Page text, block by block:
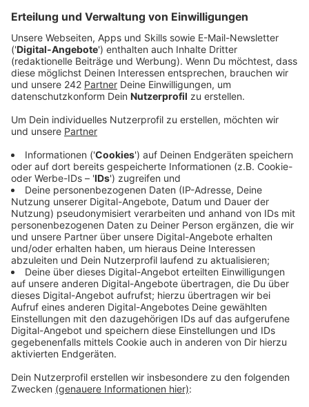
haben.
Veröffentlicht:Mittwoch, 18.01.2023 11:40
Anzeige
Vor allem zwischen Weihnachten und Neujahr ist genau
das besonders häufig passiert - allein bei den
Maltesern in NRW rund 2.500 Mal passiert. Das heißt:
Mehr als die Hälfte Notrufe waren aus Einsamkeit.
Wollt ihr helfen? Seid Ihr selbst oder jemand in Eurer
Familie betroffen? Oder kennt Ihr jemanden, dem es
so geht? Wir haben für Euch Anlaufstellen in Köln
gesammelt, wo es Hilfe für einsame Menschen gibt.
Und ehrenamtlich Helfende werden immer gebraucht!
Verein Freunde alter Menschen e.V.:Angeboten
werden persönliche Besuchsdienste oder “Besuche
per Telefon”.www.famev.de
Malteser Besuchs- und Begleitungsdienste:
Malteser sind immer auf der Suche nach
ehrenamtlicher Unterstützung für ihr Team. Melden